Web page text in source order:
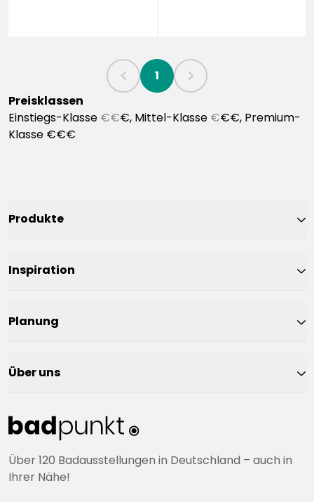
chevronLeft 1 chevronRight
Preisklassen
Einstiegs-Klasse €€€, Mittel-Klasse €€€, Premium-
Klasse €€€
Über 120 Badausstellungen in Deutschland – auch in
Ihrer Nähe!
Produkte
Inspiration
Planung
Über uns